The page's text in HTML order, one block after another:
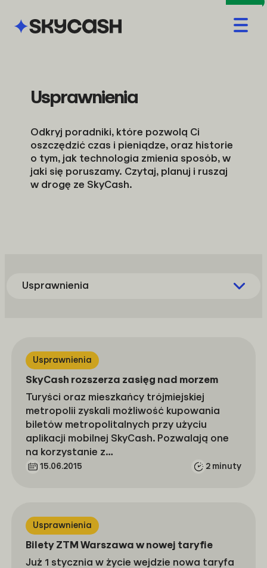
Usprawnienia
Odkryj poradniki, które pozwolą Ci
oszczędzić czas i pieniądze, oraz historie
o tym, jak technologia zmienia sposób, w
jaki się poruszamy. Czytaj, planuj i ruszaj
w drogę ze SkyCash.
Usprawnienia
Usprawnienia
SkyCash rozszerza zasięg nad morzem
Turyści oraz mieszkańcy trójmiejskiej
metropolii zyskali możliwość kupowania
biletów metropolitalnych przy użyciu
aplikacji mobilnej SkyCash. Pozwalają one
na korzystanie z…
15.06.2015 2 minuty
Usprawnienia
Bilety ZTM Warszawa w nowej taryfie
Już 1 stycznia w życie wejdzie nowa taryfa